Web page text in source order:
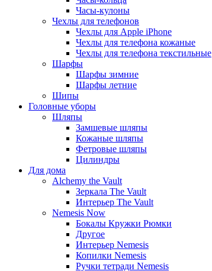
Часы-кулоны
Чехлы для телефонов
Чехлы для Apple iPhone
Чехлы для телефона кожаные
Чехлы для телефона текстильные
Шарфы
Шарфы зимние
Шарфы летние
Шипы
Головные уборы
Шляпы
Замшевые шляпы
Кожаные шляпы
Фетровые шляпы
Цилиндры
Для дома
Alchemy the Vault
Зеркала The Vault
Интерьер The Vault
Nemesis Now
Бокалы Кружки Рюмки
Другое
Интерьер Nemesis
Копилки Nemesis
Ручки тетради Nemesis